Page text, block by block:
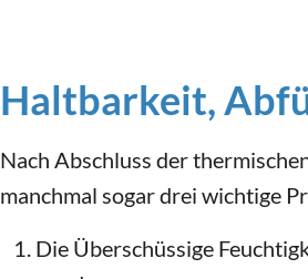
Haltbarkeit,
Nach Abschluss der
manchmal sogar drei wichtige
Die Überschüssige